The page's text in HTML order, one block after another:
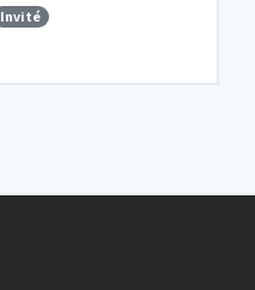
Invité